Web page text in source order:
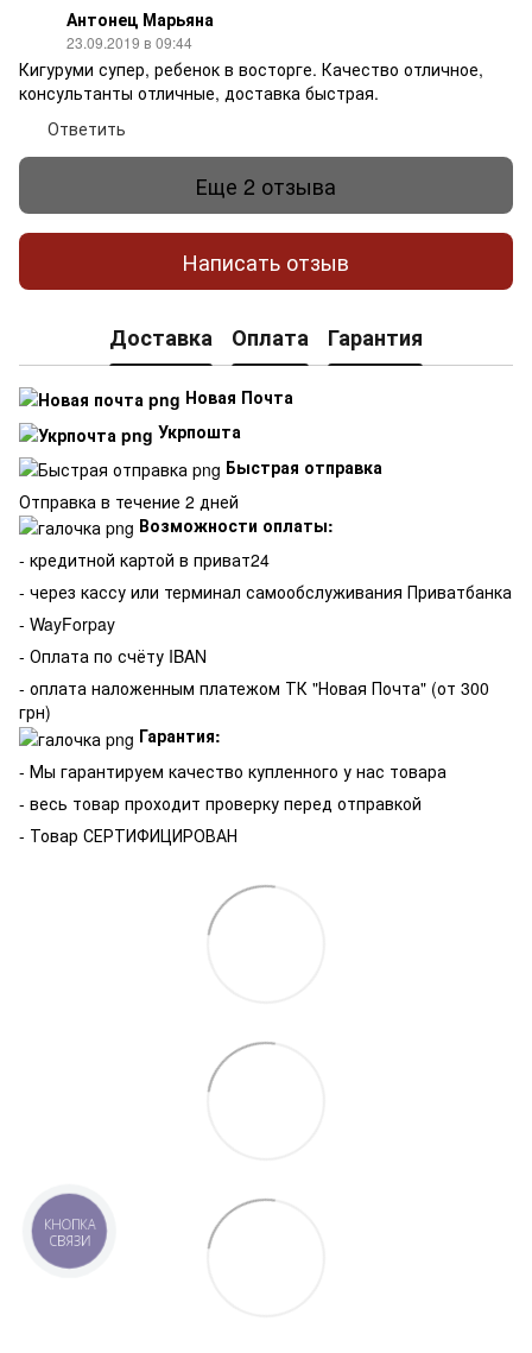
Антонец Марьяна
23.09.2019 в 09:44
Кигуруми супер, ребенок в восторге. Качество отличное,
консультанты отличные, доставка быстрая.
Ответить
Еще 2 отзыва
Написать отзыв
Доставка Оплата Гарантия
Новая Почта
Укрпошта
Быстрая отправка
Отправка в течение 2 дней
Возможности оплаты:
- кредитной картой в приват24
- через кассу или терминал самообслуживания Приватбанка
- WayForpay
- Оплата по счёту IBAN
- оплата наложенным платежом ТК "Новая Почта" (от 300
грн)
Гарантия:
- Мы гарантируем качество купленного у нас товара
- весь товар проходит проверку перед отправкой
- Товар СЕРТИФИЦИРОВАН
КНОПКА
СВЯЗИ